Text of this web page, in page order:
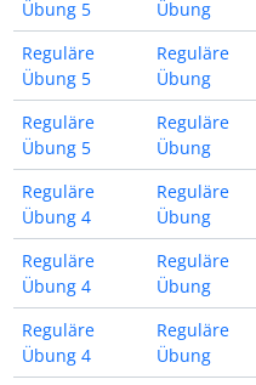
Übung 5
Übung
Reguläre
Übung 5
Reguläre
Übung
Reguläre
Übung 5
Reguläre
Übung
Reguläre
Übung 4
Reguläre
Übung
Reguläre
Übung 4
Reguläre
Übung
Reguläre
Übung 4
Reguläre
Übung